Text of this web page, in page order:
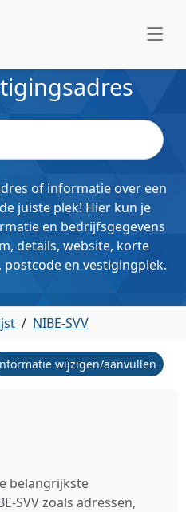
of informatie over een
juiste plek! Hier kun je
en bedrijfsgegevens
details, website, korte
en vestigingplek.
/ NIBE-SVV
wijzigen/aanvullen
belangrijkste
SVV zoals adressen,